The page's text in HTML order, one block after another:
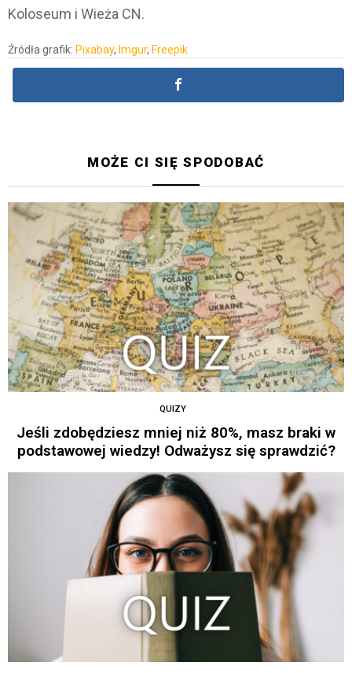
Koloseum i Wieża CN.
Źródła grafik: Pixabay, Imgur, Freepik
MOŻE CI SIĘ SPODOBAĆ
QUIZY
Jeśli zdobędziesz mniej niż 80%, masz braki w
podstawowej wiedzy! Odważysz się sprawdzić?